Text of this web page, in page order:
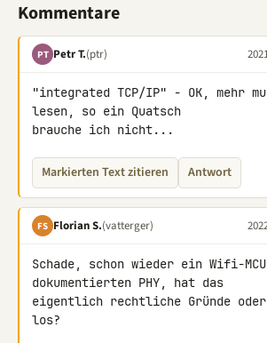
Kommentare
PT Petr T.(ptr)
"integrated TCP/IP" - OK, mehr
lesen, so ein Quatsch
brauche ich nicht...
Markierten Text zitieren Antwort
FS Florian S.(vatterger)
Schade, schon wieder ein Wifi-
dokumentierten PHY, hat das
eigentlich rechtliche Gründe
los?